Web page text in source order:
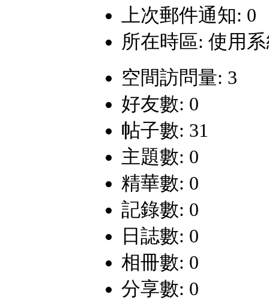
上次郵件通知: 0
所在時區: 使用
空間訪問量: 3
好友數: 0
帖子數: 31
主題數: 0
精華數: 0
記錄數: 0
日誌數: 0
相冊數: 0
分享數: 0